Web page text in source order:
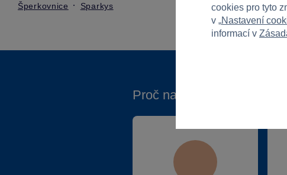
Šperkovnice Sparkys
Proč nakupovat ve
cookies pro tyto
v „Nastavení
informací v